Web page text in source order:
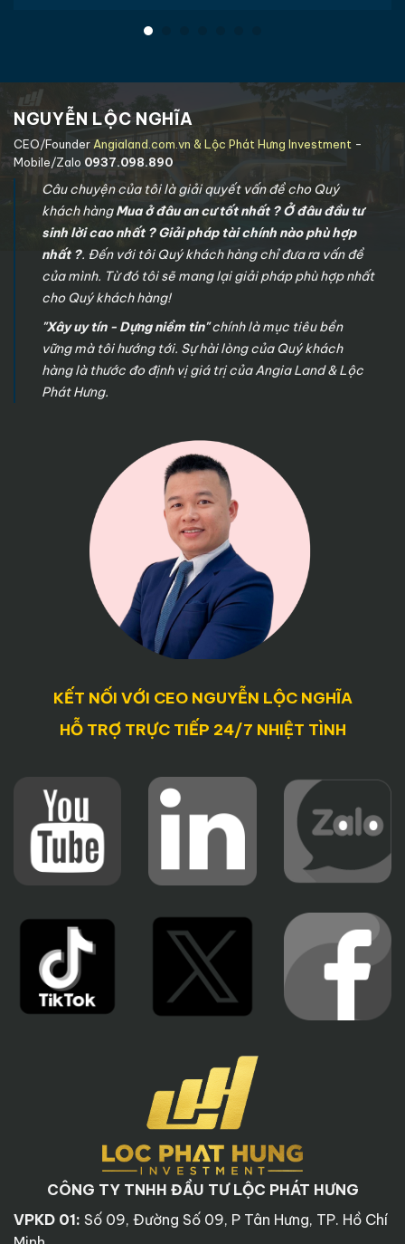
NGUYỄN LỘC NGHĨA
CEO/Founder Angialand.com.vn & Lộc Phát Hưng Investment -
Mobile/Zalo 0937.098.890
Câu chuyện của tôi là giải quyết vấn đề cho Quý
khách hàngMua ở đâu an cư tốt nhất ? Ở đâu đầu tư
sinh lời cao nhất ? Giải pháp tài chính nào phù hợp
nhất ?. Đến với tôi Quý khách hàng chỉ đưa ra vấn đề
của mình. Từ đó tôi sẽ mang lại giải pháp phù hợp nhất
cho Quý khách hàng!
"Xây uy tín - Dựng niềm tin"chính là mục tiêu bền
vững mà tôi hướng tới. Sự hài lòng của Quý khách
hàng là thước đo định vị giá trị của Angia Land & Lộc
Phát Hưng.
KẾT NỐI VỚI CEO NGUYỄN LỘC NGHĨA
HỖ TRỢ TRỰC TIẾP 24/7 NHIỆT TÌNH
CÔNG TY TNHH ĐẦU TƯ LỘC PHÁT HƯNG
VPKD 01: Số 09, Đường Số 09, P Tân Hưng, TP. Hồ Chí